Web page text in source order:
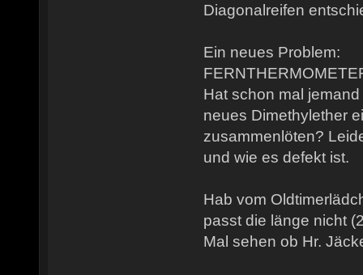
Diagonalreifen
Ein neues Problem:
Hat schon mal
neues Dimethylether
zusammenlöten?
und wie es defekt ist.
Hab vom
passt die länge nicht
Mal sehen ob Hr.